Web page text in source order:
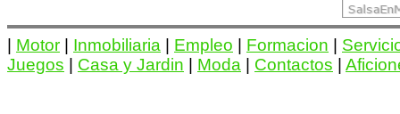
Motor Inmobiliaria Empleo Formacion
Juegos
Casa y Jardin Moda Contactos